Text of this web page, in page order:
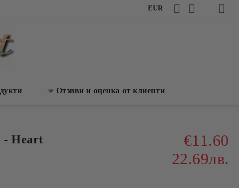
EUR
Отзиви и оценка от клиенти
- Heart
€11.60
22.69лв.